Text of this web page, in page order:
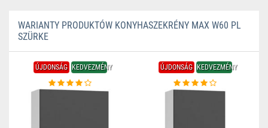
WARIANTY PRODUKTÓW KONYHASZEKRÉNY MAX W60 PL
SZÜRKE
ÚJDONSÁG KEDVEZMÉNY ÚJDONSÁG KEDVEZMÉNY